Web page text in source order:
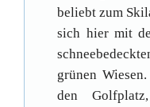
beliebt zum
sich hier mit
grünen
den